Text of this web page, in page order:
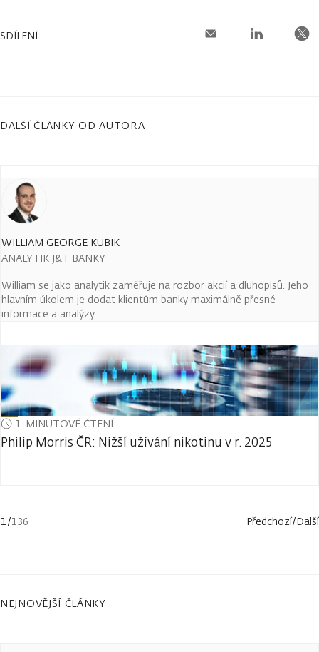
SDÍLENÍ
DALŠÍ ČLÁNKY OD AUTORA
WILLIAM GEORGE KUBIK
ANALYTIK J&T BANKY
William se jako analytik zaměřuje na rozbor akcií a dluhopisů. Jeho
hlavním úkolem je dodat klientům banky maximálně přesné
informace a analýzy.
1-MINUTOVÉ ČTENÍ
Philip Morris ČR: Nižší užívání nikotinu v r. 2025
1/136 Předchozí/Další
NEJNOVĚJŠÍ ČLÁNKY